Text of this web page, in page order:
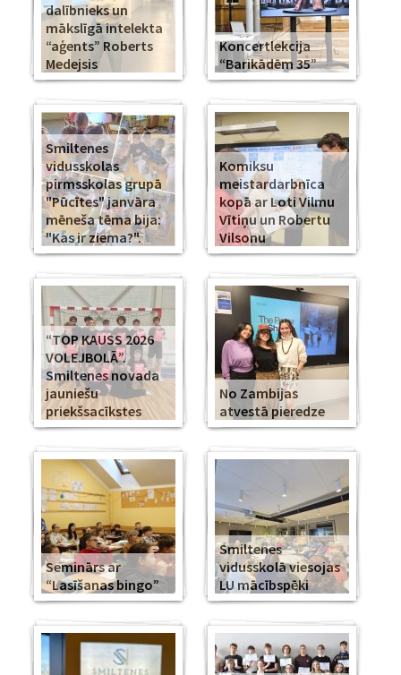
dalībnieks un
mākslīgā intelekta
“aģents” Roberts
Medejsis
Koncertlekcija
“Barikādēm 35”
Smiltenes
vidusskolas
pirmsskolas grupā
"Pūcītes" janvāra
mēneša tēma bija:
"Kas ir ziema?".
Komiksu
meistardarbnīca
kopā ar Loti Vilmu
Vītiņu un Robertu
Vilsonu
“TOP KAUSS 2026
VOLEJBOLĀ”.
Smiltenes novada
jauniešu
priekšsacīkstes
No Zambijas
atvestā pieredze
Seminārs ar
“Lasīšanas bingo”
Smiltenes
vidusskolā viesojas
LU mācībspēki